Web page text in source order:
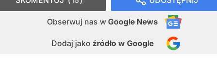
Obserwuj nas w Google News
Dodaj jako źródło w Google